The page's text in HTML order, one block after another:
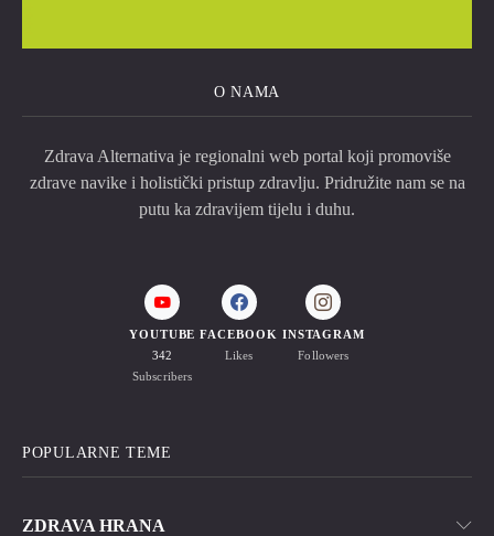
O NAMA
Zdrava Alternativa je regionalni web portal koji promoviše
zdrave navike i holistički pristup zdravlju. Pridružite nam se na
putu ka zdravijem tijelu i duhu.
YOUTUBE
342
Subscribers
FACEBOOK
Likes
INSTAGRAM
Followers
POPULARNE TEME
ZDRAVA HRANA